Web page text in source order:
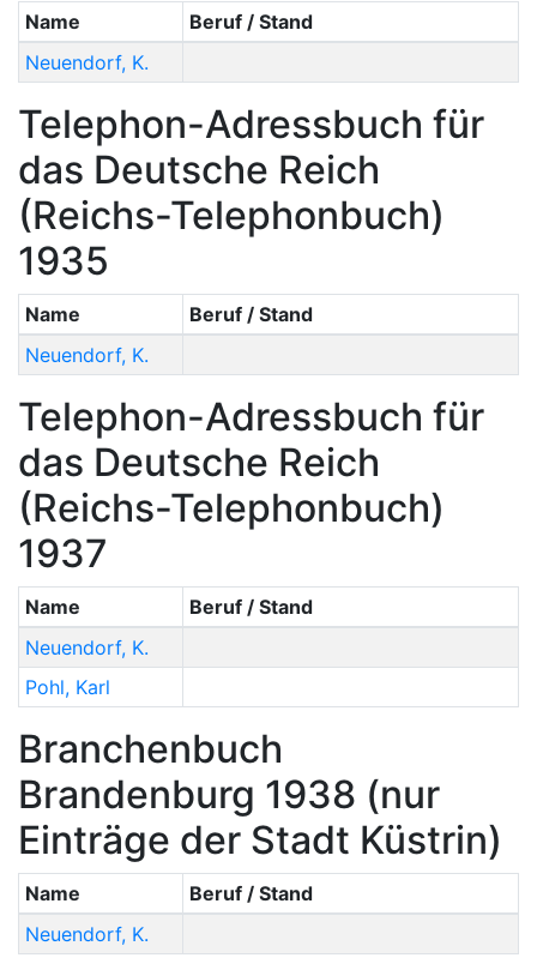
Name
Beruf / Stand
Neuendorf, K.
Telephon-Adressbuch für
das Deutsche Reich
(Reichs-Telephonbuch)
1935
Name
Beruf / Stand
Neuendorf, K.
Telephon-Adressbuch für
das Deutsche Reich
(Reichs-Telephonbuch)
1937
Name
Beruf / Stand
Neuendorf, K.
Pohl, Karl
Branchenbuch
Brandenburg 1938 (nur
Einträge der Stadt Küstrin)
Name
Beruf / Stand
Neuendorf, K.